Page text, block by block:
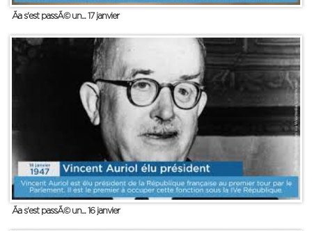
Ãa s'est passÃ© un... 17 janvier
Ãa s'est passÃ© un... 16 janvier